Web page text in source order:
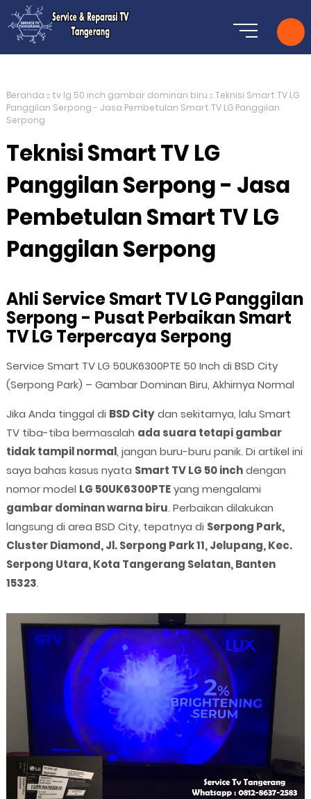
Beranda tv lg 50 inch gambar dominan biru
Teknisi Smart TV LG
Panggilan Serpong - Jasa Pembetulan Smart TV LG Panggilan
Serpong
Teknisi Smart TV LG
Panggilan Serpong - Jasa
Pembetulan Smart TV LG
Panggilan Serpong
Ahli Service Smart TV LG Panggilan
Serpong - Pusat Perbaikan Smart
TV LG Terpercaya Serpong
Service Smart TV LG 50UK6300PTE 50 Inch di BSD City
(Serpong Park) – Gambar Dominan Biru, Akhirnya Normal
Jika Anda tinggal di BSD Citydan sekitarnya, lalu Smart
TV tiba-tiba bermasalah ada suara tetapi gambar
tidak tampil normal, jangan buru-buru panik. Di artikel ini
saya bahas kasus nyata Smart TV LG 50 inchdengan
nomor model LG 50UK6300PTEyang mengalami
gambar dominan warna biru. Perbaikan dilakukan
langsung di area BSD City, tepatnya di Serpong Park,
Cluster Diamond, Jl. Serpong Park 11, Jelupang, Kec.
Serpong Utara, Kota Tangerang Selatan, Banten
15323.